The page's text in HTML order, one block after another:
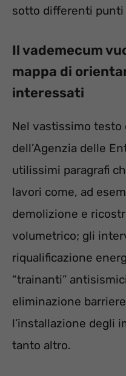
sotto differenti punti
Il vademecum
mappa di
interessati
Nel vastissimo testo
dell’Agenzia delle
utilissimi paragrafi
lavori come, ad
demolizione e
volumetrico; gli
riqualificazione
“trainanti”
eliminazione
l’installazione degli
tanto altro.